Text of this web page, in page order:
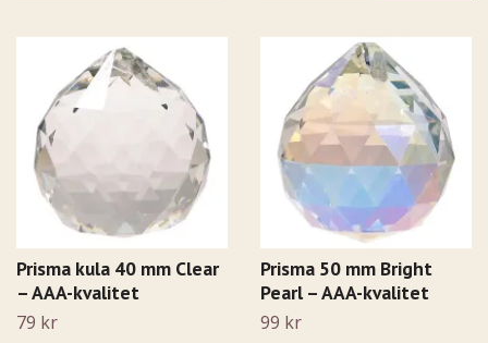
Prisma kula 40 mm Clear
– AAA-kvalitet
79 kr
Prisma 50 mm Bright
Pearl – AAA-kvalitet
99 kr